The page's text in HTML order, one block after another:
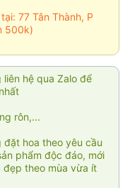
77 Tân Thành, P
500k)
hệ qua Zalo để
rôn,...
hoa theo yêu cầu
phẩm độc đáo, mới
đẹp theo mùa vừa ít